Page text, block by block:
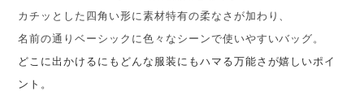
カチッとした四角い形に素材特有の柔なさが加わり、
名前の通りベーシックに色々なシーンで使いやすいバッグ。
どこに出かけるにもどんな服装にもハマる万能さが嬉しいポイ
ント。